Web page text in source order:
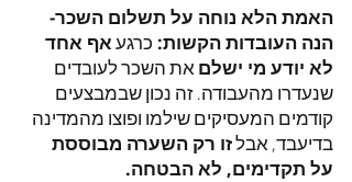
האמת הלא נוחה על תשלום השכר-
הנה העובדות הקשות: כרגעאף אחד
לא יודע מי ישלםאת השכר לעובדים
שנעדרו מהעבודה. זה נכון שבמבצעים
קודמים המעסיקים שילמו ופוצו מהמדינה
בדיעבד, אבלזו רק השערה מבוססת
על תקדימים, לא הבטחה.